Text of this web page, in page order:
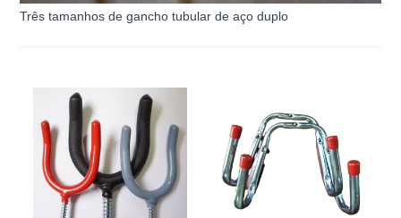
Três tamanhos de gancho tubular de aço duplo